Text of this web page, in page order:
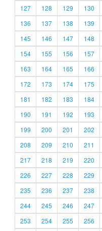
127
128 129 130
136
137 138 139
145
146 147 148
154
155 156 157
163
164 165 166
172
173 174 175
181
182 183 184
190
191 192 193
199
200 201 202
208
209 210 211
217
218 219 220
226
227 228 229
235
236 237 238
244
245 246 247
253
254 255 256